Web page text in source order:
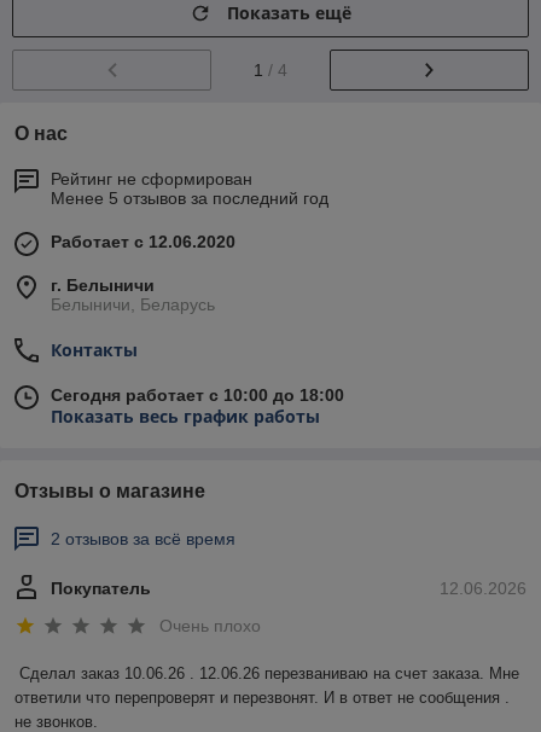
Показать ещё
1 / 4
О нас
Рейтинг не сформирован
Менее 5 отзывов за последний год
Работает с 12.06.2020
г. Белыничи
Белыничи, Беларусь
Контакты
Сегодня работает с 10:00 до 18:00
Показать весь график работы
Отзывы о магазине
2 отзывов за всё время
12.06.2026
Покупатель
Очень плохо
Сделал заказ 10.06.26 . 12.06.26 перезваниваю на счет заказа. Мне
ответили что перепроверят и перезвонят. И в ответ не сообщения .
не звонков.